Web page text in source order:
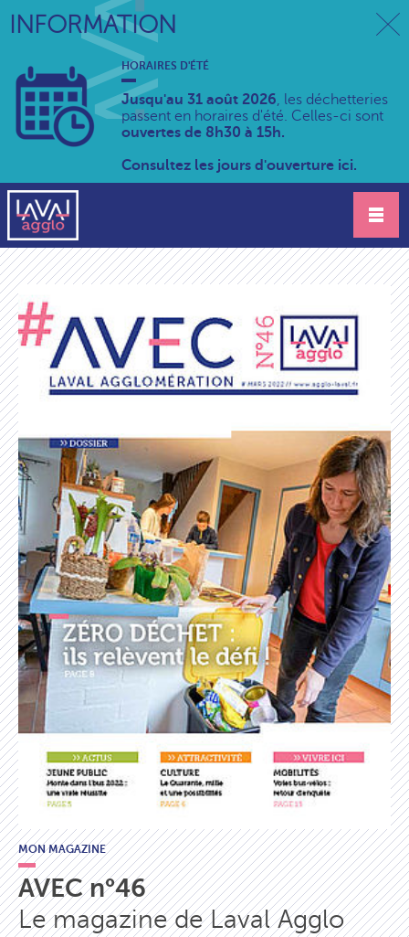
INFORMATION
HORAIRES D'ÉTÉ
Jusqu'au 31 août 2026, les déchetteries
passent en horaires d'été. Celles-ci sont
ouvertes de 8h30 à 15h.
Consultez les jours d'ouverture ici.
MON MAGAZINE
AVEC n°46
Le magazine de Laval Agglo